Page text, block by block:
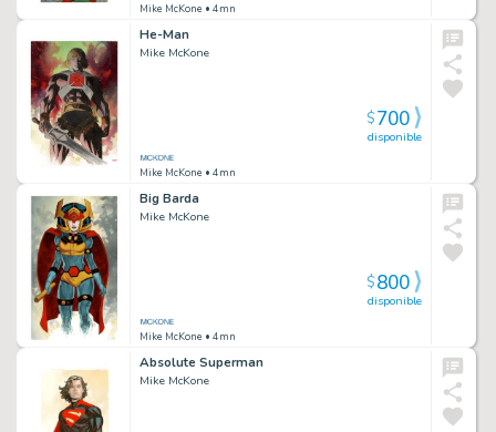
Mike McKone • 4mn
He-Man
Mike McKone
Mike McKone • 4mn
disponible
$700
Big Barda
Mike McKone
Mike McKone • 4mn
disponible
$800
Absolute Superman
Mike McKone